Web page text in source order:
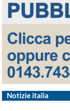
Notizie italia